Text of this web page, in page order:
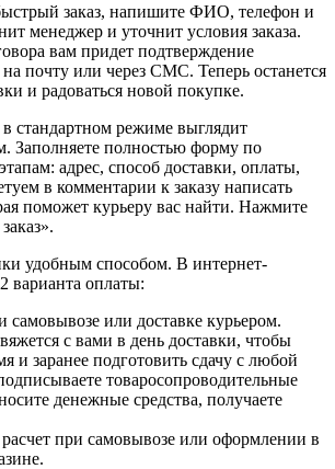
заказ, напишите ФИО, телефон и
менеджер и уточнит условия заказа.
вам придет подтверждение
почту или через СМС. Теперь останется
и радоваться новой покупке.
стандартном режиме выглядит
Заполняете полностью форму по
адрес, способ доставки, оплаты,
в комментарии к заказу написать
поможет курьеру вас найти. Нажмите
удобным способом. В интернет-
варианта оплаты:
или доставке курьером.
с вами в день доставки, чтобы
и заранее подготовить сдачу с любой
товаросопроводительные
денежные средства, получаете
при самовывозе или оформлении в